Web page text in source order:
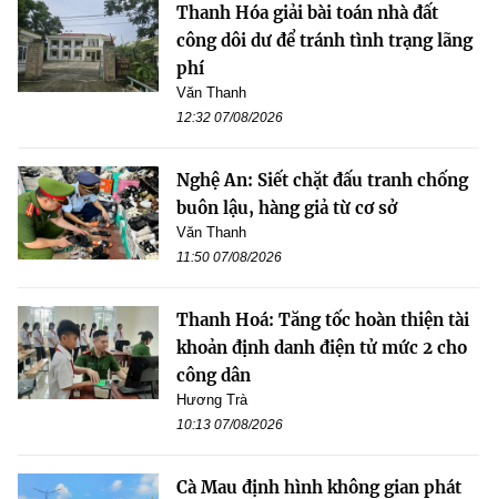
Thanh Hóa giải bài toán nhà đất
công dôi dư để tránh tình trạng lãng
phí
Văn Thanh
12:32 07/08/2026
Nghệ An: Siết chặt đấu tranh chống
buôn lậu, hàng giả từ cơ sở
Văn Thanh
11:50 07/08/2026
Thanh Hoá: Tăng tốc hoàn thiện tài
khoản định danh điện tử mức 2 cho
công dân
Hương Trà
10:13 07/08/2026
Cà Mau định hình không gian phát